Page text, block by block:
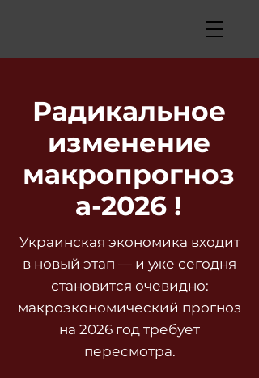
Радикальное
изменение
макропрогноз
а-2026 !
Украинская экономика входит
в новый этап — и уже сегодня
становится очевидно:
макроэкономический прогноз
на 2026 год требует
пересмотра.